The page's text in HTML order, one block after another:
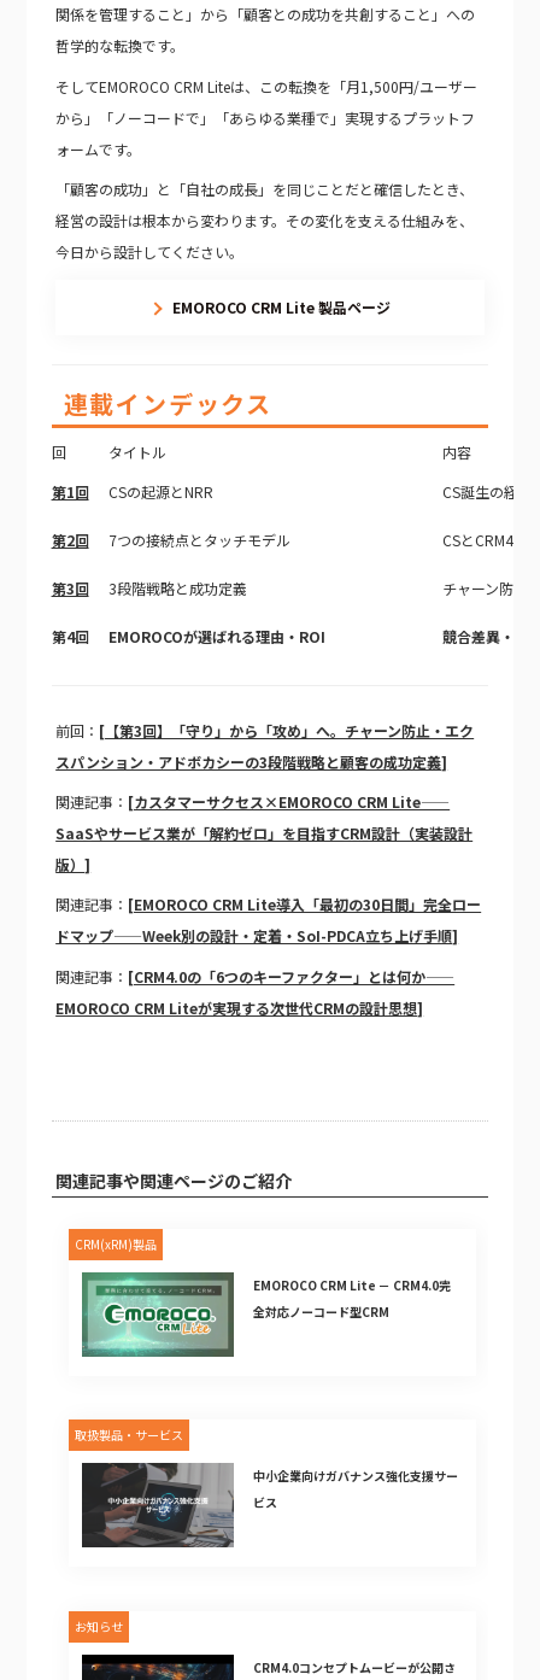
関係を管理すること」から「顧客との成功を共創すること」への
哲学的な転換です。
そしてEMOROCO CRM Liteは、この転換を「月1,500円/ユーザー
から」「ノーコードで」「あらゆる業種で」実現するプラットフ
ォームです。
「顧客の成功」と「自社の成長」を同じことだと確信したとき、
経営の設計は根本から変わります。その変化を支える仕組みを、
今日から設計してください。
EMOROCO CRM Lite 製品ページ
連載インデックス
回 タイトル
内容
第1回
CSの起源とNRR CS誕生の経緯
第2回 7つの接続点とタッチモデル CSとCRM4.0
第3回 3段階戦略と成功定義 チャーン防止
第4回 EMOROCOが選ばれる理由・ROI 競合差異・
前回： [【第3回】「守り」から「攻め」へ。チャーン防止・エク
スパンション・アドボカシーの3段階戦略と顧客の成功定義]
関連記事： [カスタマーサクセス×EMOROCO CRM Lite——
SaaSやサービス業が「解約ゼロ」を目指すCRM設計（実装設計
版）]
関連記事： [EMOROCO CRM Lite導入「最初の30日間」完全ロー
ドマップ——Week別の設計・定着・SoI-PDCA立ち上げ手順]
関連記事： [CRM4.0の「6つのキーファクター」とは何か——
EMOROCO CRM Liteが実現する次世代CRMの設計思想]
関連記事や関連ページのご紹介
CRM(xRM)製品
EMOROCO CRM Lite － CRM4.0完
全対応ノーコード型CRM
取扱製品・サービス
中小企業向けガバナンス強化支援サー
ビス
お知らせ
CRM4.0コンセプトムービーが公開さ